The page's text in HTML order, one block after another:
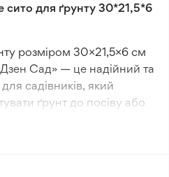
для ґрунту 30*21,5*6
розміром 30×21,5×6 см
Сад» — це надійний та
садівників, який
ґрунт до посіву або
грудок, камінців та
проростання насіння і